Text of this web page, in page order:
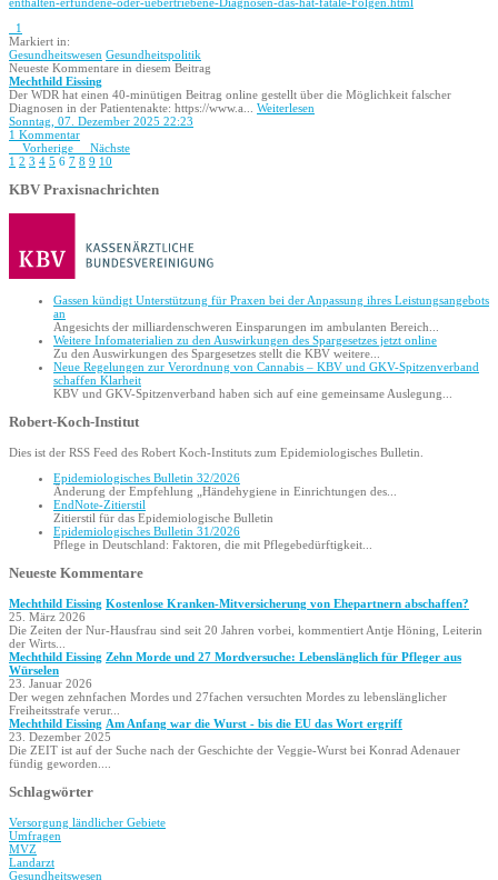
1
Markiert in:
Gesundheitswesen Gesundheitspolitik
Neueste Kommentare in diesem Beitrag
Mechthild Eissing
Der WDR hat einen 40-minütigen Beitrag online gestellt über die Möglichkeit falscher
Diagnosen in der Patientenakte: https://www.a... Weiterlesen
Sonntag, 07. Dezember 2025 22:23
1 Kommentar
Vorherige
Nächste
1 2 3 4 5 6 7 8 9 10
KBV Praxisnachrichten
Gassen kündigt Unterstützung für Praxen bei der Anpassung ihres Leistungsangebots
an
Angesichts der milliardenschweren Einsparungen im ambulanten Bereich...
Weitere Infomaterialien zu den Auswirkungen des Spargesetzes jetzt online
Zu den Auswirkungen des Spargesetzes stellt die KBV weitere...
Neue Regelungen zur Verordnung von Cannabis – KBV und GKV-Spitzenverband
schaffen Klarheit
KBV und GKV-Spitzenverband haben sich auf eine gemeinsame Auslegung...
Robert-Koch-Institut
Dies ist der RSS Feed des Robert Koch-Instituts zum Epidemiologisches Bulletin.
Epidemio­logisches Bulletin 32/2026
Änderung der Empfehlung „Hände­hygiene in Einrichtungen des...
EndNote-Zitierstil
Zitierstil für das Epidemiologische Bulletin
Epidemio­logisches Bulletin 31/2026
Pflege in Deutschland: Faktoren, die mit Pflegebedürftigkeit...
Neueste Kommentare
Mechthild Eissing Kostenlose Kranken-Mitversicherung von Ehepartnern abschaffen?
25. März 2026
Die Zeiten der Nur-Hausfrau sind seit 20 Jahren vorbei, kommentiert Antje Höning, Leiterin
der Wirts...
Mechthild Eissing Zehn Morde und 27 Mordversuche: Lebenslänglich für Pfleger aus
Würselen
23. Januar 2026
Der wegen zehnfachen Mordes und 27fachen versuchten Mordes zu lebenslänglicher
Freiheitsstrafe verur...
Mechthild Eissing Am Anfang war die Wurst - bis die EU das Wort ergriff
23. Dezember 2025
Die ZEIT ist auf der Suche nach der Geschichte der Veggie-Wurst bei Konrad Adenauer
fündig geworden....
Schlagwörter
Versorgung ländlicher Gebiete
Umfragen
MVZ
Landarzt
Gesundheitswesen